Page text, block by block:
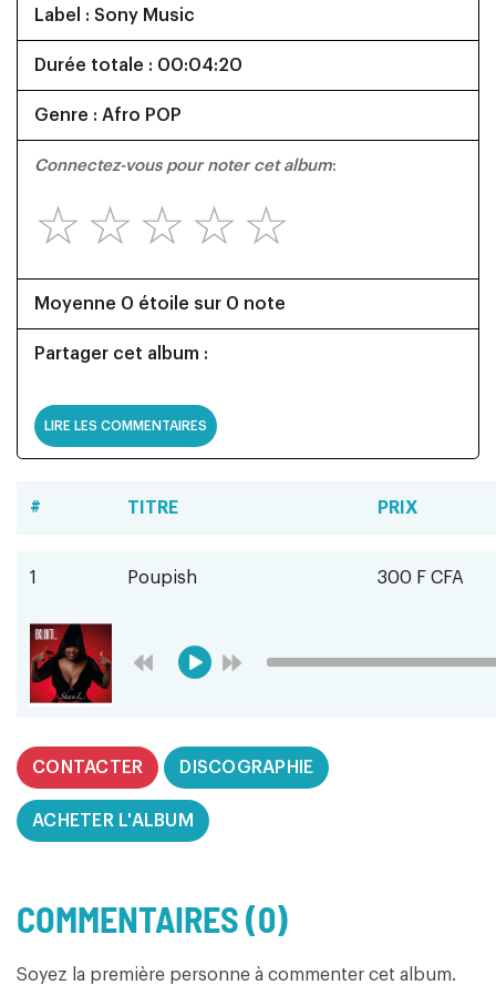
Label : Sony Music
Durée totale : 00:04:20
Genre : Afro POP
Connectez-vous pour noter cet album:
☆
☆
☆
☆
☆
Moyenne 0 étoile sur 0 note
Partager cet album :
LIRE LES COMMENTAIRES
# TITRE PRIX
1 Poupish 300 F CFA
CONTACTER DISCOGRAPHIE
ACHETER L'ALBUM
COMMENTAIRES (0)
Soyez la première personne à commenter cet album.